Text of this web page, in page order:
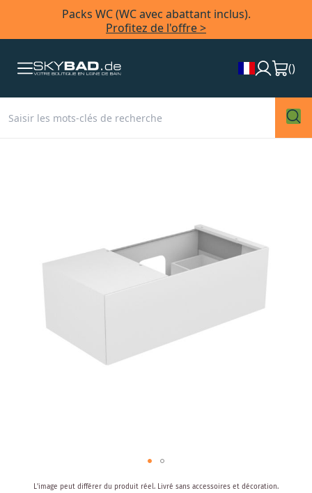
Packs WC (WC avec abattant inclus).
Profitez de l'offre >
()
L'image peut différer du produit réel. Livré sans accessoires et décoration.